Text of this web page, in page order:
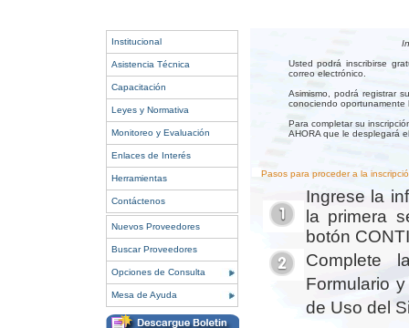
Institucional
Asistencia Técnica
Capacitación
Leyes y Normativa
Monitoreo y Evaluación
Enlaces de Interés
Herramientas
Contáctenos
Nuevos Proveedores
Buscar Proveedores
Opciones de Consulta
Mesa de Ayuda
Usted podrá inscribirse
correo electrónico.
Asimismo, podrá registrar
conociendo oportunamente
Para completar su
AHORA que le desplegará
Pasos para proceder a la
Ingrese la
la primera
botón
Complete
Formulario
de Uso del